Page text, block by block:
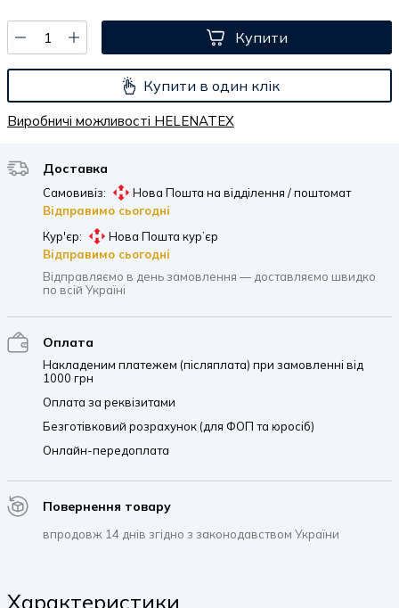
Купити
Купити в один клік
Виробничі можливості HELENATEX
Доставка
Самовивіз:
Нова Пошта на відділення / поштомат
Відправимо сьогодні
Кур'єр:
Нова Пошта кур’єр
Відправимо сьогодні
Відправляємо в день замовлення — доставляємо швидко
по всій Україні
Оплата
Накладеним платежем (післяплата) при замовленні від
1000 грн
Оплата за реквізитами
Безготівковий розрахунок (для ФОП та юросіб)
Онлайн-передоплата
Повернення товару
впродовж 14 днів згідно з законодавством України
Характеристики